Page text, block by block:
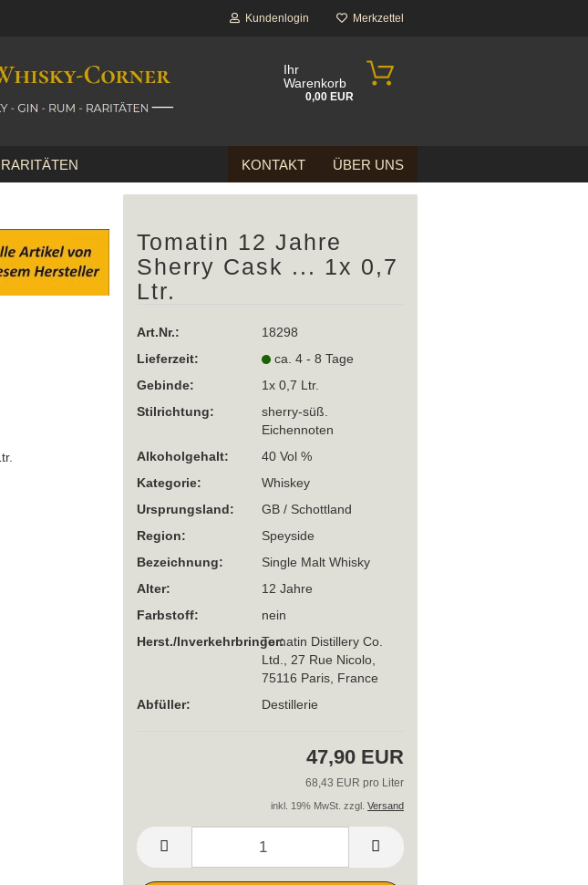
Kundenlogin
Passwort
Konto erstellen
Merkzettel
Ihr
Warenkorb
0,00 EUR
RARITÄTEN KONTAKT ÜBER UNS
Tomatin 12 Jahre
Sherry Cask ... 1x 0,7
Ltr.
Art.Nr.:
18298
Lieferzeit:
ca. 4 - 8 Tage
Gebinde:
1x 0,7 Ltr.
Stilrichtung:
sherry-süß.
Eichennoten
Alkoholgehalt:
40 Vol %
Kategorie:
Whiskey
Ursprungsland:
GB / Schottland
Region:
Speyside
Bezeichnung:
Single Malt Whisky
Alter:
12 Jahre
Farbstoff:
nein
Herst./Inverkehrbringer:Tomatin Distillery Co.
Ltd., 27 Rue Nicolo,
75116 Paris, France
Abfüller:
Destillerie
47,90 EUR
68,43 EUR pro Liter
inkl. 19% MwSt. zzgl. Versand